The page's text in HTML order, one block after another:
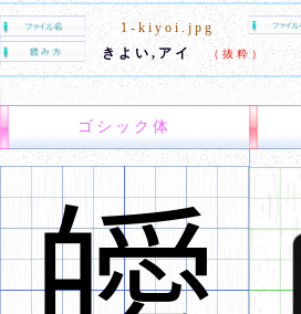
1-kiyoi.jpg
きよい,アイ
（抜粋）
ゴシック体